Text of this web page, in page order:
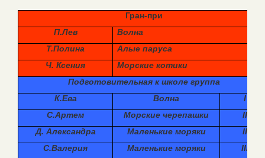
Гран-при
П.Лев
Волна
Т.Полина
Алые паруса
Ч. Ксения
Морские котики
Подготовительная к школе группа
К.Ева
Волна
I
С.Артем
Морские черепашки
II
Д. Александра
Маленькие моряки
II
С.Валерия
Маленькие моряки
III